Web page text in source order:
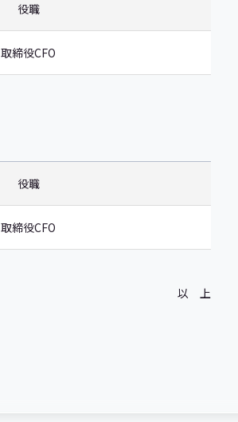
役職
取締役CFO
役職
取締役CFO
以 上